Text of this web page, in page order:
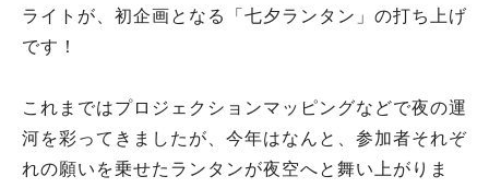
ライトが、初企画となる「七夕ランタン」の打ち上げ
です！
これまではプロジェクションマッピングなどで夜の運
河を彩ってきましたが、今年はなんと、参加者それぞ
れの願いを乗せたランタンが夜空へと舞い上がりま